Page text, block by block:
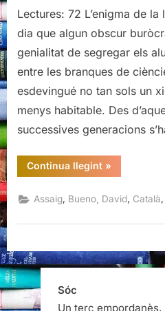
de
la
David
Bueno
Lectures: 72 L’enigma de
dia que algun obscur
genialitat de segregar els
entre les branques de
esdevingué no tan sols un
menys habitable. Des
successives generacions
Continua llegint“L’enigma
de
llibertat,
David
»
Assaig, Bueno, David, Català,
Sóc
Un terç